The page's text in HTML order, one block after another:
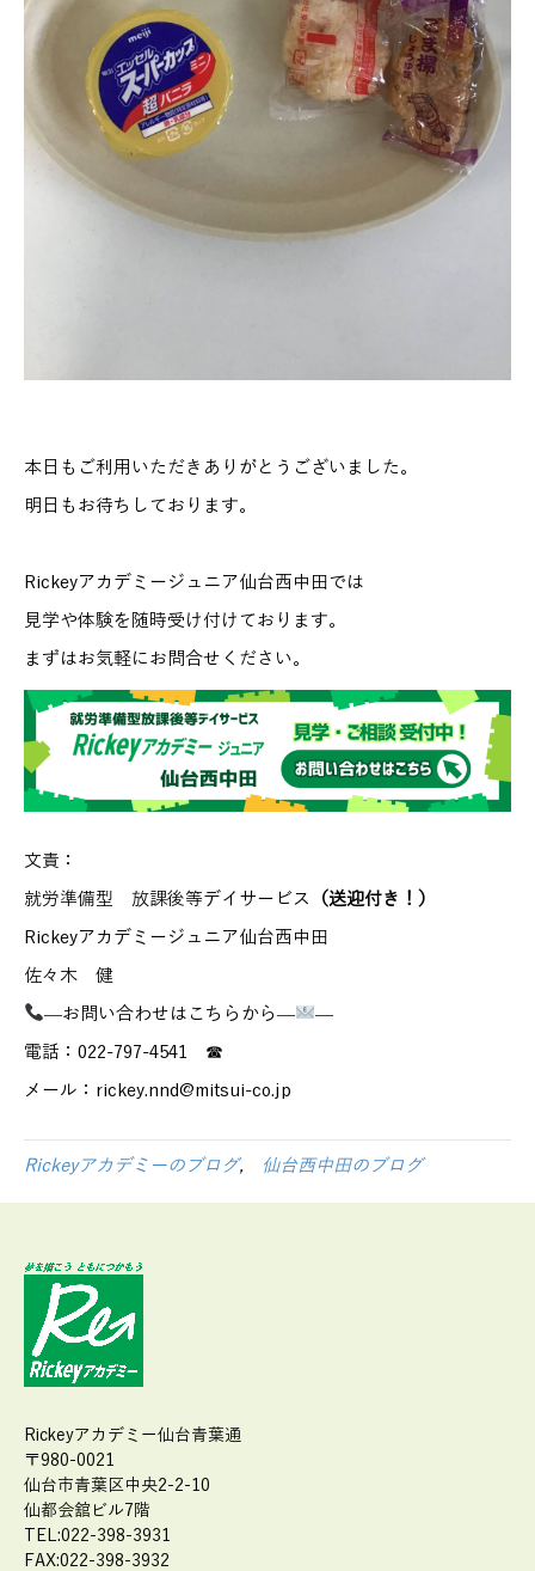
本日もご利用いただきありがとうございました。
明日もお待ちしております。
Rickeyアカデミージュニア仙台西中田では
見学や体験を随時受け付けております。
まずはお気軽にお問合せください。
文責：
就労準備型 放課後等デイサービス
（送迎付き！）
Rickeyアカデミージュニア仙台西中田
佐々木 健
—お問い合わせはこちらから—
—
電話：022-797-4541 ☎
メール：rickey.nnd@mitsui-co.jp
Rickeyアカデミーのブログ, 仙台西中田のブログ
Rickeyアカデミー仙台青葉通
〒980-0021
仙台市青葉区中央2-2-10
仙都会舘ビル7階
TEL:022-398-3931
FAX:022-398-3932